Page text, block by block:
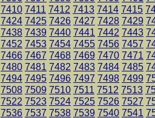
7410 7411 7412 7413 7414 7415
7424 7425 7426 7427 7428 7429
7438 7439 7440 7441 7442 7443
7452 7453 7454 7455 7456 7457
7466 7467 7468 7469 7470 7471
7480 7481 7482 7483 7484 7485
7494 7495 7496 7497 7498 7499
7508 7509 7510 7511 7512 7513
7522 7523 7524 7525 7526 7527
7536 7537 7538 7539 7540 7541